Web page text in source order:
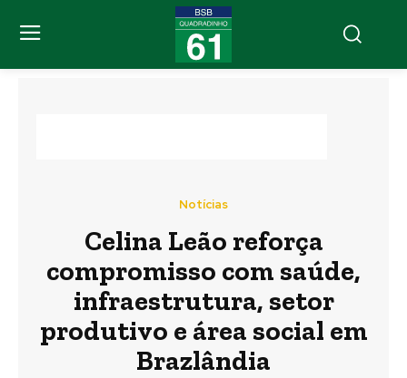
Notícias
Celina Leão reforça
compromisso com saúde,
infraestrutura, setor
produtivo e área social em
Brazlândia